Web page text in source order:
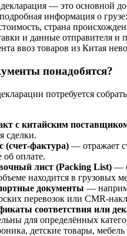
— это основной
информация о
страна
и данные отправителя и
ввоз товаров из Китая
понадобятся?
потребуется
с китайским
сделки.
(счет-фактура) — отражает
об оплате.
лист (Packing List) —
находится в грузовых
документы —
перевозок или CMR-
соответствия или
для определённых
детские товары,